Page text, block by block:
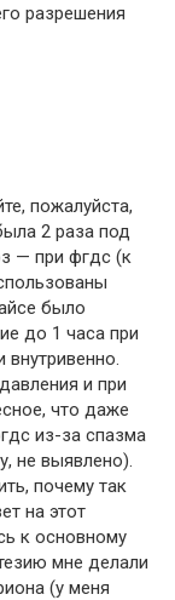
разрешения
пожалуйста,
2 раза под
— при фгдс (к
было
до 1 часа при
и при
что даже
из-за спазма
не выявлено).
почему так
на этот
к основному
мне делали
(у меня